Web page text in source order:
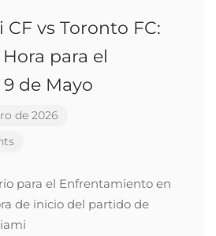
vs Toronto FC:
para el
de Mayo
de 2026
para el Enfrentamiento en
de inicio del partido de